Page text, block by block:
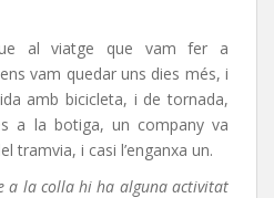
al viatge que vam fer a
vam quedar uns dies més, i
amb bicicleta, i de tornada,
a la botiga, un company va
tramvia, i casi l’enganxa un.
a la colla hi ha alguna activitat